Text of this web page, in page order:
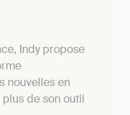
Indy propose
nouvelles en
de son outil